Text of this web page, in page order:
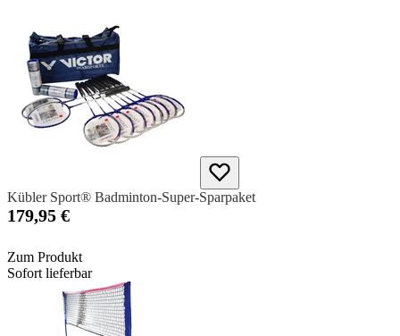
Kübler Sport® Badminton-Super-Sparpaket
179,95 €
Zum Produkt
Sofort lieferbar